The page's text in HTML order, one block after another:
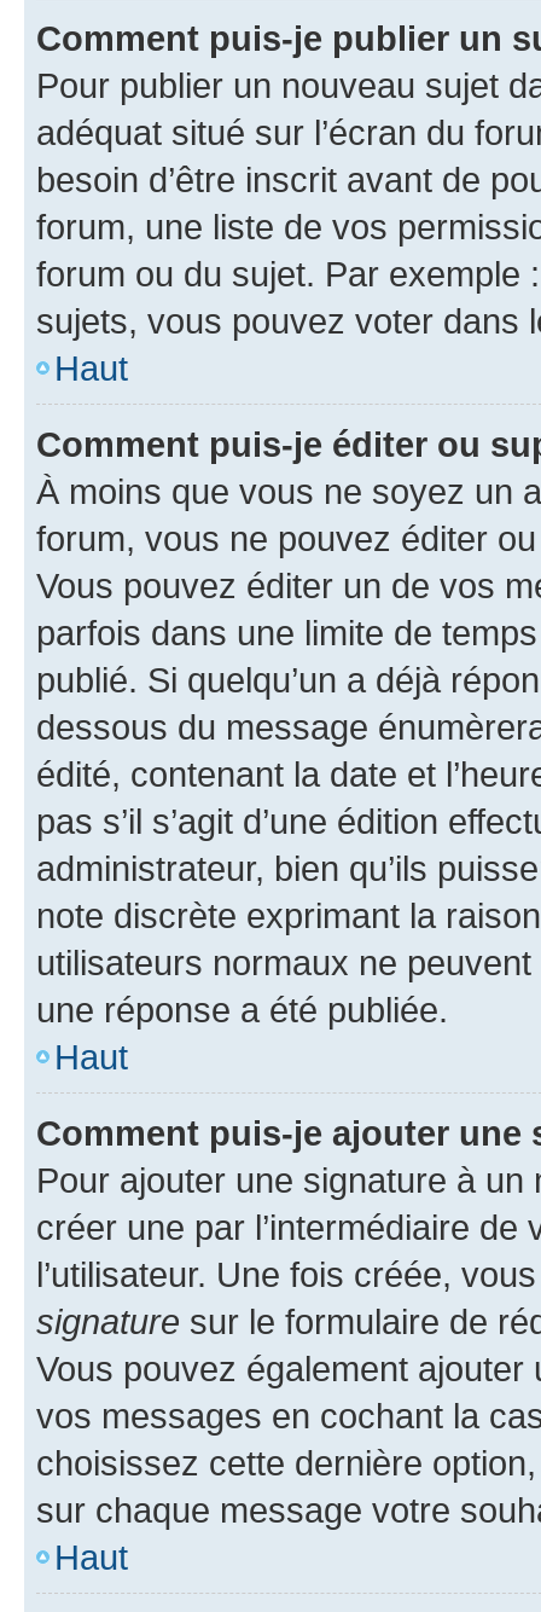
Comment puis-je publier un
Pour publier un nouveau sujet
adéquat situé sur l’écran du
besoin d’être inscrit avant de
forum, une liste de vos
forum ou du sujet. Par exemple
sujets, vous pouvez voter dans
Haut
Comment puis-je éditer ou
À moins que vous ne soyez un
forum, vous ne pouvez éditer
Vous pouvez éditer un de vos
parfois dans une limite de
publié. Si quelqu’un a déjà
dessous du message
édité, contenant la date et
pas s’il s’agit d’une édition
administrateur, bien qu’ils
note discrète exprimant la
utilisateurs normaux ne
une réponse a été publiée.
Haut
Comment puis-je ajouter une
Pour ajouter une signature à un
créer une par l’intermédiaire
l’utilisateur. Une fois créée,
signature sur le formulaire de
Vous pouvez également
vos messages en cochant la
choisissez cette dernière
sur chaque message votre
Haut